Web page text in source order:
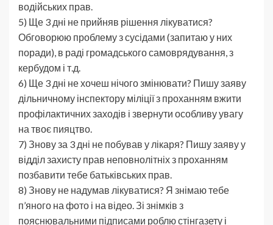
водійських прав.
5) Ще 3 дні не прийняв рішення лікуватися?
Обговорюю проблему з сусідами (запитаю у них
поради), в раді громадського самоврядування, з
кербудом і т.д.
6) Ще 3 дні не хочеш нічого змінювати? Пишу заяву
дільничному інспектору міліції з проханням вжити
профілактичних заходів і звернути особливу увагу
на твоє пияцтво.
7) Знову за 3 дні не побував у лікаря? Пишу заяву у
відділ захисту прав неповнолітніх з проханням
позбавити тебе батьківських прав.
8) Знову не надумав лікуватися? Я знімаю тебе
п’яного на фото і на відео. Зі знімків з
пояснювальними підписами роблю стінгазету і